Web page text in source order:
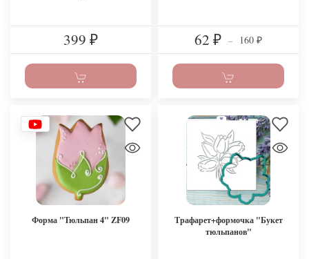
399 ₽ 62 ₽ – 160 ₽
Форма "Тюльпан 4" ZF09
Трафарет+формочка "Букет
тюльпанов"